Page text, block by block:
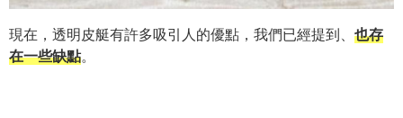
現在，透明皮艇有許多吸引人的優點，我們已經提到、 也存
在一些缺點。